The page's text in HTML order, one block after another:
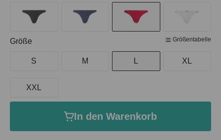
Größe Größentabelle
S M L XL
XXL
In den Warenkorb